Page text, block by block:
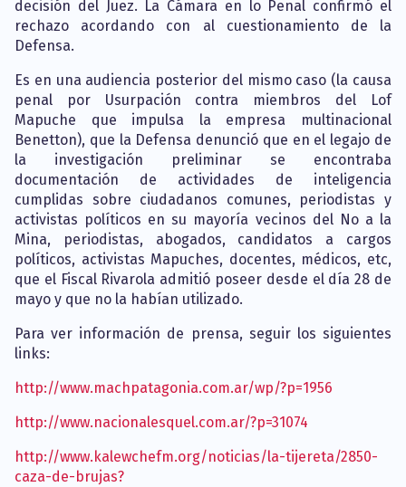
decisión del Juez. La Cámara en lo Penal confirmó el
rechazo acordando con al cuestionamiento de la
Defensa.
Es en una audiencia posterior del mismo caso (la causa
penal por Usurpación contra miembros del Lof
Mapuche que impulsa la empresa multinacional
Benetton), que la Defensa denunció que en el legajo de
la investigación preliminar se encontraba
documentación de actividades de inteligencia
cumplidas sobre ciudadanos comunes, periodistas y
activistas políticos en su mayoría vecinos del No a la
Mina, periodistas, abogados, candidatos a cargos
políticos, activistas Mapuches, docentes, médicos, etc,
que el Fiscal Rivarola admitió poseer desde el día 28 de
mayo y que no la habían utilizado.
Para ver información de prensa, seguir los siguientes
links:
http://www.machpatagonia.com.ar/wp/?p=1956
http://www.nacionalesquel.com.ar/?p=31074
http://www.kalewchefm.org/noticias/la-tijereta/2850-
caza-de-brujas?